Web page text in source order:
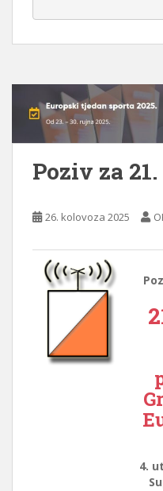
Poziv za
26. kolovoza 2025
4.